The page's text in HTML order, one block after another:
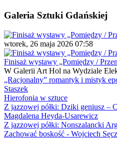
Galeria Sztuki Gdańskiej
wtorek, 26 maja 2026 07:58
Finisaż wystawy „Pomiędzy /
W Galerii Art Hol na Wydziale
„Racjonalny” romantyk i mistyk
Staszek
Hierofonia w sztuce
Z jazzowej półki: Dziki geniusz –
Magdalena Heyda-Usarewicz
Z jazzowej półki: Nonszalancki
Zachować boskość - Wojciech